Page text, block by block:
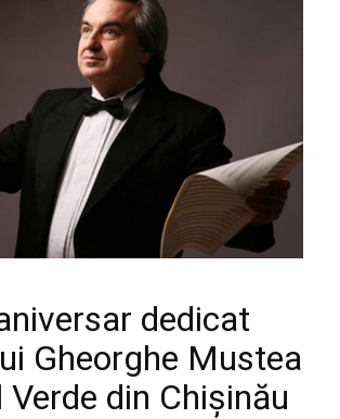
dedicat
Gheorghe Mustea
Verde din Chișinău